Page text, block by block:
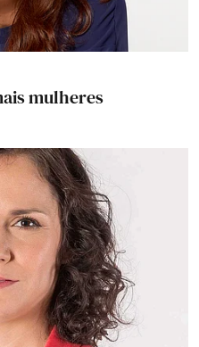
mulheres